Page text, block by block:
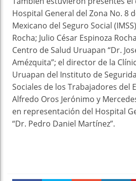
Hospital General del Zona No. 8
Mexicano del Seguro Social
Rocha; Julio César Espinoza
Centro de Salud Uruapan “Dr.
Amézquita”; el director de la
Uruapan del Instituto de
Sociales de los Trabajadores del
Alfredo Oros Jerónimo y
en representación del Hospital
“Dr. Pedro Daniel Martínez”.